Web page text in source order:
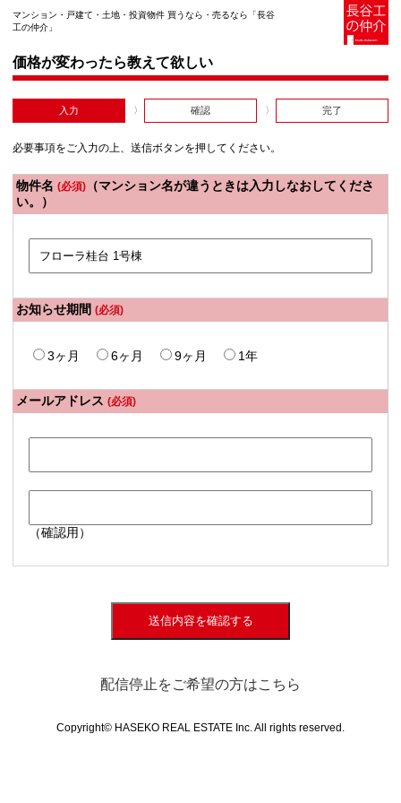
マンション・戸建て・土地・投資物件 買うなら・売るなら「長谷
工の仲介」
価格が変わったら教えて欲しい
入力 確認 完了
必要事項をご入力の上、送信ボタンを押してください。
物件名 (必須) （マンション名が違うときは入力しなおしてくださ
い。）
お知らせ期間 (必須)
3ヶ月 6ヶ月 9ヶ月 1年
メールアドレス (必須)
（確認用）
送信内容を確認する
配信停止をご希望の方はこちら
Copyright© HASEKO REAL ESTATE Inc. All rights reserved.